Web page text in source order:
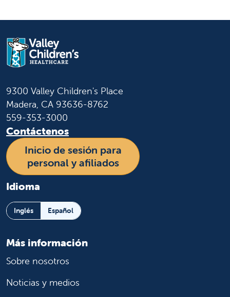
9300 Valley Children's Place
Madera, CA 93636-8762
559-353-3000
Contáctenos
Inicio de sesión para
personal y afiliados
Idioma
Inglés Español
Más información
Sobre nosotros
Noticias y medios